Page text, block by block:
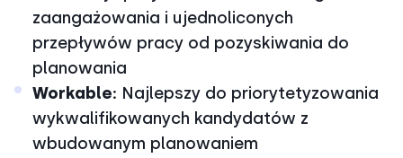
zaangażowania i ujednoliconych
przepływów pracy od pozyskiwania do
planowania
Workable: Najlepszy do priorytetyzowania
wykwalifikowanych kandydatów z
wbudowanym planowaniem